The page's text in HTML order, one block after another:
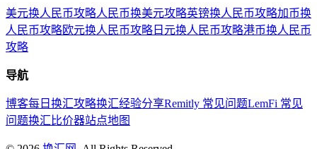
美元换人民币攻略人民币换美元攻略英镑换人民币攻略加币换
人民币攻略欧元换人民币攻略 日元换人民币攻略港币换人民币
攻略
导航
博客每日换汇攻略换汇经验分享Remitly 常见问题LemFi 常见
问题换汇比价器站点地图